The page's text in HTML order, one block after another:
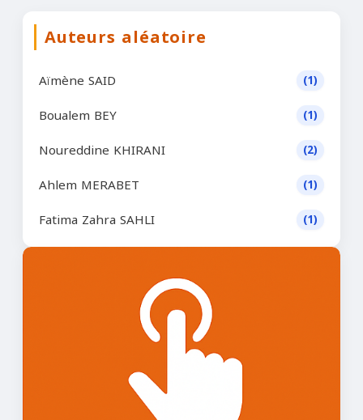
Auteurs aléatoire
Aïmène SAID (1)
Boualem BEY (1)
Noureddine KHIRANI (2)
Ahlem MERABET (1)
Fatima Zahra SAHLI (1)